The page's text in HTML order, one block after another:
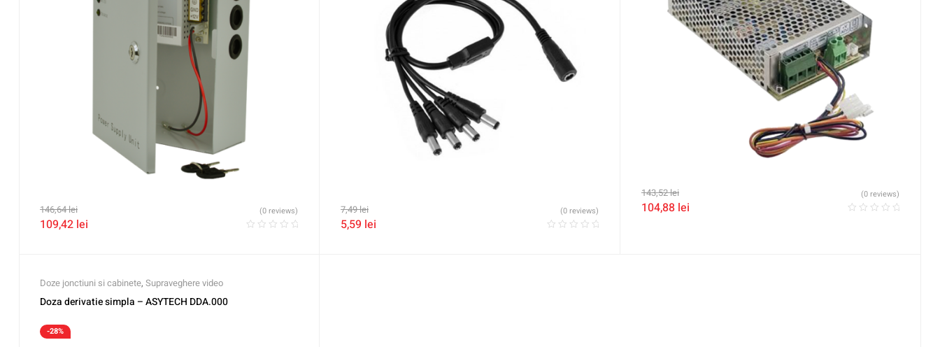
146,64lei
109,42 lei
(0 reviews) 7,49lei
5,59 lei
(0 reviews)
143,52lei
104,88 lei
(0 reviews)
Doze jonctiuni si cabinete, Supraveghere video
Doza derivatie simpla – ASYTECH DDA.000
-28%